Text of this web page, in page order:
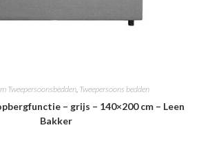
Tweepersoonsbedden, Tweepersoons bedden
– grijs – 140×200 cm – Leen
Bakker